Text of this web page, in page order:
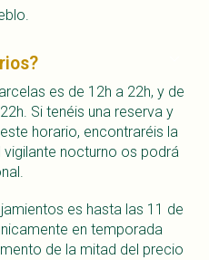
es de 12h a 22h, y de
Si tenéis una reserva y
horario, encontraréis la
nocturno os podrá
es hasta las 11 de
en temporada
de la mitad del precio